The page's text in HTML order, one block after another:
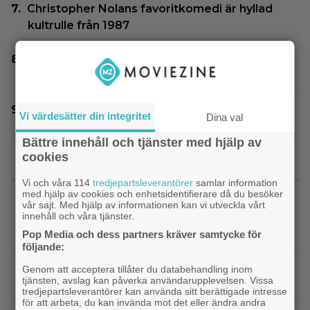
Christopher Nolans favoritkomedi är hyllad
kultrulle från 1987
Ikväll på tv: Kika in en ”perfekt” thriller med
8,4 på IMDb
Sista chansen: 2010-talets mest episka
fantasytrilogi lämnar Netflix i augusti
SENASTE NYTT
Kändisar|Audrey Tautou fyller 50 år – så ser
”Amelie” ut idag
DC|Årets största flopp släpps digitalt idag –
backar 200 miljoner dollar
Vi värdesätter din integritet Dina val
Bättre innehåll och tjänster med hjälp av
cookies
Vi och våra 114tredjepartsleverantörer samlar information
med hjälp av cookies och enhetsidentifierare då du besöker
vår sajt. Med hjälp av informationen kan vi utveckla vårt
innehåll och våra tjänster.
Pop Media och dess partners kräver samtycke för
följande:
Genom att acceptera tillåter du databehandling inom
tjänsten, avslag kan påverka användarupplevelsen. Vissa
tredjepartsleverantörer kan använda sitt berättigade intresse
för att arbeta, du kan invända mot det eller ändra andra